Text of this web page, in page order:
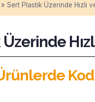
» Sert Plastik Üzerinde Hızlı